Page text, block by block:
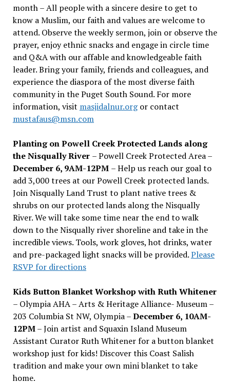
month – All people with a sincere desire to get to
know a Muslim, our faith and values are welcome to
attend. Observe the weekly sermon, join or observe the
prayer, enjoy ethnic snacks and engage in circle time
and Q&A with our affable and knowledgeable faith
leader. Bring your family, friends and colleagues, and
experience the diaspora of the most diverse faith
community in the Puget South Sound. For more
information, visit masjidalnur.orgor contact
mustafaus@msn.com
Planting on Powell Creek Protected Lands along
the Nisqually River – Powell Creek Protected Area –
December 6, 9AM-12PM – Help us reach our goal to
add 3,000 trees at our Powell Creek protected lands.
Join Nisqually Land Trust to plant native trees &
shrubs on our protected lands along the Nisqually
River. We will take some time near the end to walk
down to the Nisqually river shoreline and take in the
incredible views. Tools, work gloves, hot drinks, water
and pre-packaged light snacks will be provided.Please
RSVP for directions
Kids Button Blanket Workshop with Ruth Whitener
– Olympia AHA – Arts & Heritage Alliance- Museum –
203 Columbia St NW, Olympia –December 6, 10AM-
12PM– Join artist and Squaxin Island Museum
Assistant Curator Ruth Whitener for a button blanket
workshop just for kids! Discover this Coast Salish
tradition and make your own mini blanket to take
home.